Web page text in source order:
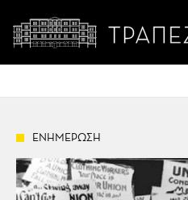
ΕΝΗΜΕΡΩΣΗ